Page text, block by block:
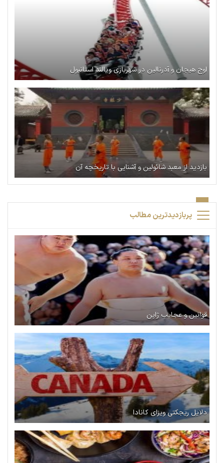
اوج هیجان و آدرنالین در شهربازی ویالند استانبول
بازدید از معبد شائولین و آشنایی با تاریخچه آن
پربازدیدترین مطالب
قوانین و عجایب ژاپن
دلایل ریجکتی ویزای کانادا